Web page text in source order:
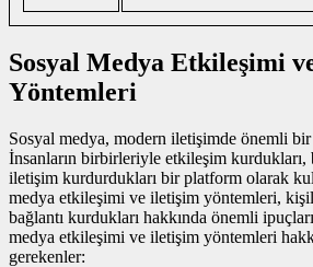
Sosyal Medya Etkileşimi
Yöntemleri
Sosyal medya, modern iletişimde önemli bir
İnsanların birbirleriyle etkileşim kurdukları,
iletişim kurdurdukları bir platform olarak
medya etkileşimi ve iletişim yöntemleri,
bağlantı kurdukları hakkında önemli
medya etkileşimi ve iletişim yöntemleri
gerekenler: